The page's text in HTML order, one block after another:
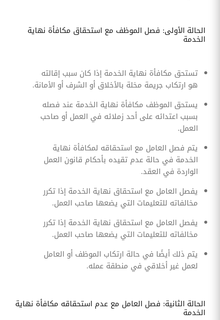
الحالة الأولى: فصل الموظف مع استحقاق مكافأة نهاية
الخدمة
تستحق مكافأة نهاية الخدمة إذا كان سبب إقالته
هو ارتكاب جريمة مخلة بالأخلاق أو الشرف أو الأمانة.
يستحق الموظف مكافأة نهاية الخدمة عند فصله
بسبب اعتدائه على أحد زملائه في العمل أو صاحب
العمل.
يتم فصل العامل مع استحقاقه لمكافأة نهاية
الخدمة في حالة عدم تقيده بأحكام قانون العمل
الواردة في العقد.
يفصل العامل مع استحقاق نهاية الخدمة إذا تكرر
مخالفاته للتعليمات التي يضعها صاحب العمل.
يفصل العامل مع استحقاق نهاية الخدمة إذا تكرر
مخالفاته للتعليمات التي يضعها صاحب العمل.
يتم ذلك أيضًا في حالة ارتكاب الموظف أو العامل
لعمل غير أخلاقي في منطقة عمله.
الحالة الثانية: فصل العامل مع عدم استحقاقه مكافأة نهاية
الخدمة